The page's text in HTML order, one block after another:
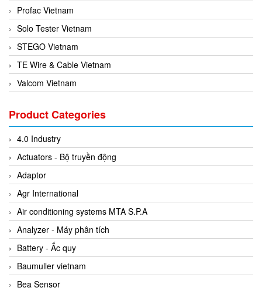
Profac Vietnam
Solo Tester Vietnam
STEGO Vietnam
TE Wire & Cable Vietnam
Valcom Vietnam
3CTEST Vietnam
4B VietNam Vietnam
ABB Vietnam
AC Infinity Vietnam
AC&E Telecommunications
AC&T Vietnam
Accepta Vietnam
ACCUMAC Vietnam
AccuWeb Vietnam
Acey
Product Categories
4.0 Industry
Actuators - Bộ truyền động
Adaptor
Agr International
Air conditioning systems MTA S.P.A
Analyzer - Máy phân tích
Battery - Ắc quy
Baumuller vietnam
Bea Sensor